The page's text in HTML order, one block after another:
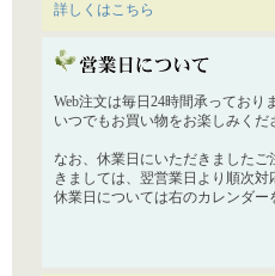
詳しくはこちら
Web注文は毎日24時間承っており
いつでもお買い物をお楽しみくだ
なお、休業日にいただきました
きましては、翌営業日より順次対
休業日については右のカレンダー